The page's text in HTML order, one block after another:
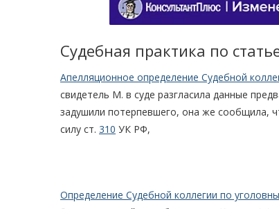
Судебная практика по
Апелляционное определение Судебной
свидетель М. в суде разгласила данные
задушили потерпевшего, она же сообщила,
силу ст. 310 УК РФ,
Определение Судебной коллегии по